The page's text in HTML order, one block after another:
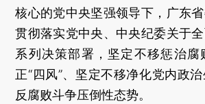
核心的党中央坚强领导下，广东
贯彻落实党中央、中央纪委关于
系列决策部署，坚定不移惩治腐
正“四风”、坚定不移净化党内政
反腐败斗争压倒性态势。